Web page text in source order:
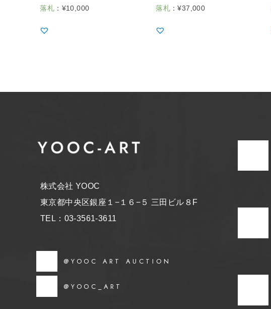
落札 ： ¥10,000 落札：¥37,000
株式会社 YOOC
東京都中央区銀座１−１６−５ 三田ビル８F
TEL：03-3561-3611
@YOOC ART AUCTION
@YOOC_ART